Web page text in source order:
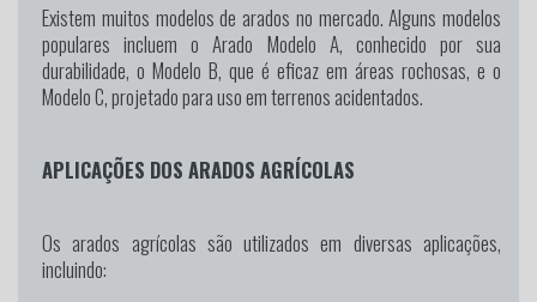
Existem muitos modelos de arados no mercado. Alguns modelos
populares incluem o Arado Modelo A, conhecido por sua
durabilidade, o Modelo B, que é eficaz em áreas rochosas, e o
Modelo C, projetado para uso em terrenos acidentados.
APLICAÇÕES DOS ARADOS AGRÍCOLAS
Os arados agrícolas são utilizados em diversas aplicações,
incluindo: